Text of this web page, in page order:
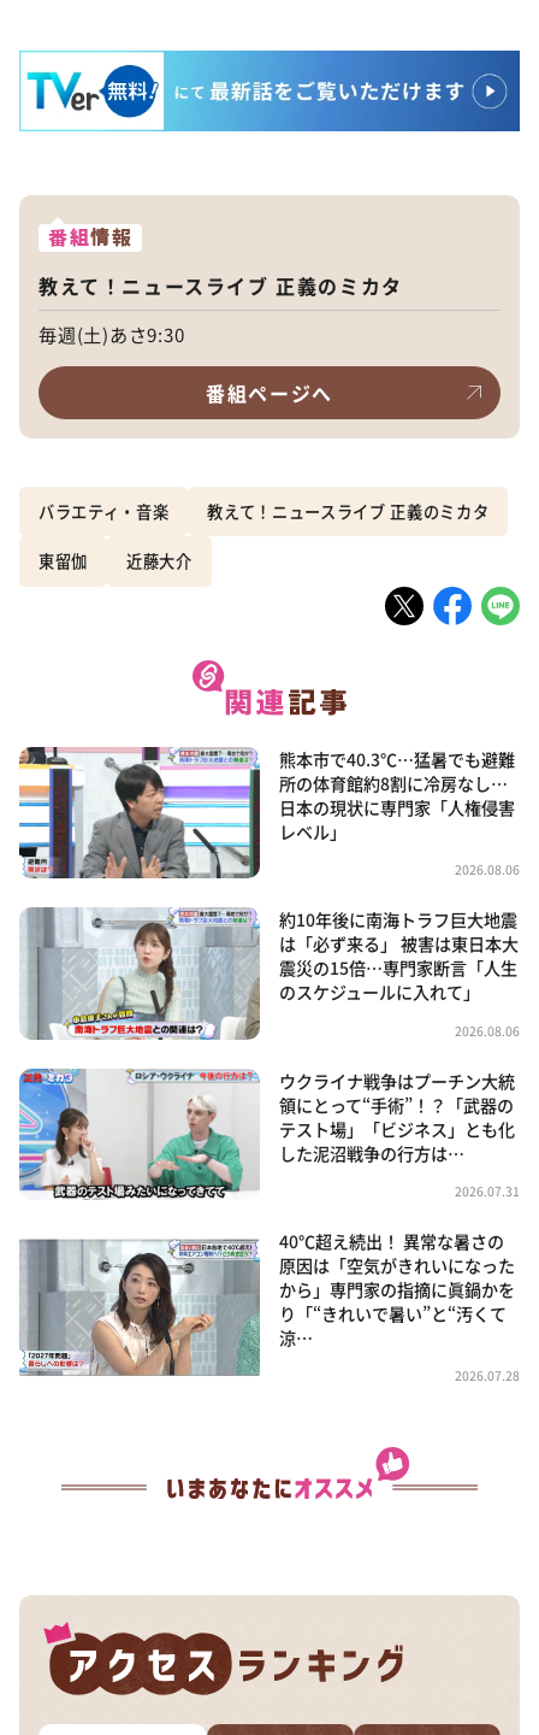
番組情報
教えて！ニュースライブ 正義のミカタ
毎週(土)あさ9:30
番組ページへ
バラエティ・音楽 教えて！ニュースライブ 正義のミカタ
東留伽 近藤大介
熊本市で40.3℃…猛暑でも避難
所の体育館約8割に冷房なし…
日本の現状に専門家「人権侵害
レベル」
2026.08.06
約10年後に南海トラフ巨大地震
は「必ず来る」 被害は東日本大
震災の15倍…専門家断言「人生
のスケジュールに入れて」
2026.08.06
ウクライナ戦争はプーチン大統
領にとって“手術”！？「武器の
テスト場」「ビジネス」とも化
した泥沼戦争の行方は…
2026.07.31
40℃超え続出！ 異常な暑さの
原因は「空気がきれいになった
から」専門家の指摘に眞鍋かを
り「“きれいで暑い”と“汚くて
涼…
2026.07.28